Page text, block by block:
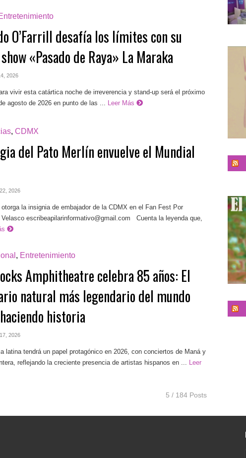
O’Farrill desafía los límites con su
«Pasado de Raya» La Maraka
2026
vivir esta catártica noche de irreverencia y stand-up será el próximo
agosto de 2026 en punto de las ... Leer Más
, CDMX
del Pato Merlín envuelve el Mundial
2026
otorga la insignia de embajador de la CDMX en el Fan Fest Por
Velasco escribeapilarinformativo@gmail.com Cuenta la leyenda que,
, Entretenimiento
Amphitheatre celebra 85 años: El
natural más legendario del mundo
historia
2026
latina tendrá un papel protagónico en 2026, con conciertos de Maná y
reflejando la creciente presencia de artistas hispanos en ...
Leer
5 / 184 Posts